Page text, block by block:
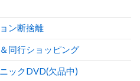
ン断捨離
同行ショッピング
ックDVD(欠品中)